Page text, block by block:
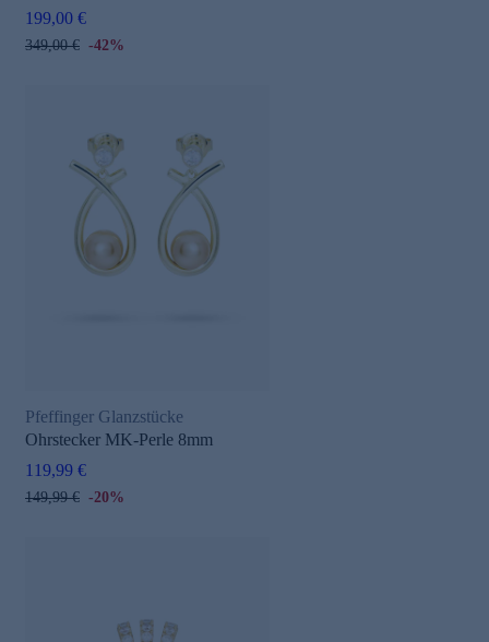
199,00 €
349,00 € -42%
Pfeffinger Glanzstücke
Ohrstecker MK-Perle 8mm
119,99 €
149,99 € -20%